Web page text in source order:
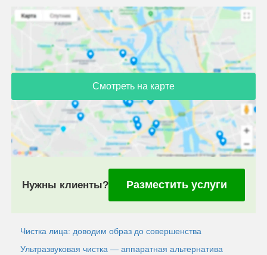
Смотреть на карте
Нужны клиенты? Разместить услуги
Чистка лица: доводим образ до совершенства
Ультразвуковая чистка — аппаратная альтернатива